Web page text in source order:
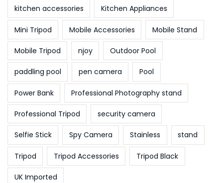
kitchen accessories Kitchen Appliances
Mini Tripod Mobile Accessories Mobile Stand
Mobile Tripod njoy Outdoor Pool
paddling pool pen camera Pool
Power Bank Professional Photography stand
Professional Tripod security camera
Selfie Stick Spy Camera Stainless stand
Tripod Tripod Accessories Tripod Black
UK Imported